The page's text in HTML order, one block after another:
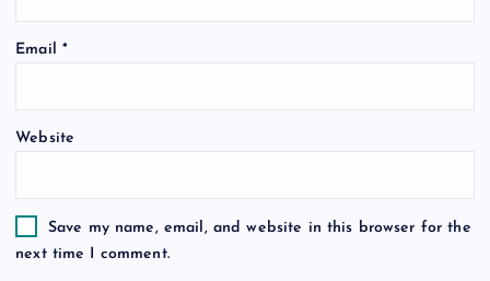
o
Email *
Website
Save my name, email, and website in this browser for the
next time I comment.